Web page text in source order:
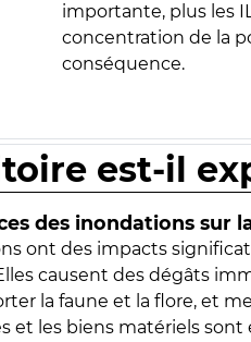
importante, plus les
concentration de la
conséquence.
est-il
des inondations sur
ont des impacts
causent des dégâts
la faune et la flore, et
et les biens matériels